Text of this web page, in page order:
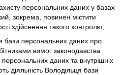
персональних даних у базах
зокрема, повинен містити
здійснення такого контролю;
бази персональних даних про
вимог законодавства
даних та внутрішніх
діяльність Володільця бази